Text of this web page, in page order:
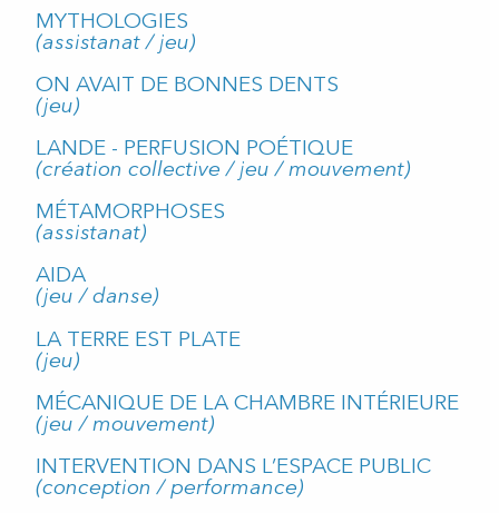
MYTHOLOGIES
(assistanat / jeu)
ON AVAIT DE BONNES DENTS
(jeu)
LANDE - PERFUSION POÉTIQUE
(création collective / jeu / mouvement)
MÉTAMORPHOSES
(assistanat)
AIDA
(jeu / danse)
LA TERRE EST PLATE
(jeu)
MÉCANIQUE DE LA CHAMBRE INTÉRIEURE
(jeu / mouvement)
INTERVENTION DANS L’ESPACE PUBLIC
(conception / performance)